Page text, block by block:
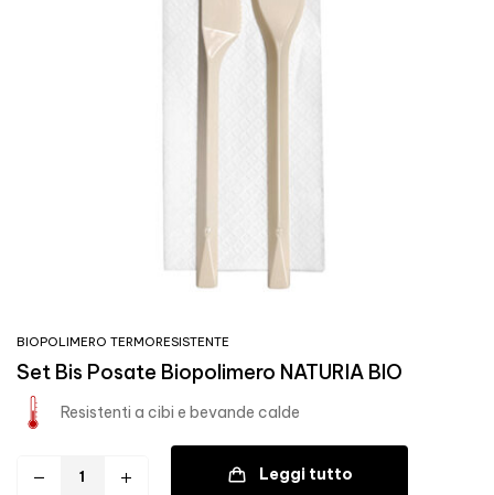
BIOPOLIMERO TERMORESISTENTE
Set Bis Posate Biopolimero NATURIA BIO
Resistenti a cibi e bevande calde
Leggi tutto